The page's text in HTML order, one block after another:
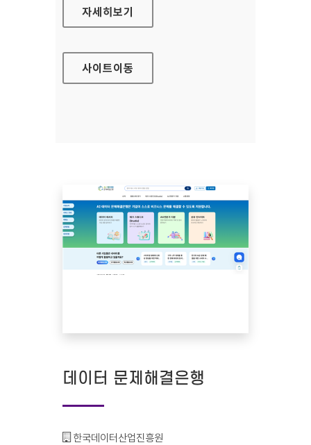
인천연구원
자세히보기
사이트이동
데이터 문제해결은행
기관명 :
한국데이터산업진흥원